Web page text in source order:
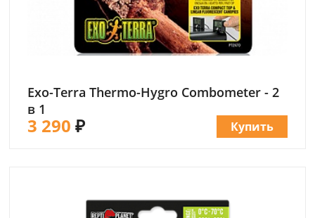
Exo-Terra Thermo-Hygro Combometer - 2
в 1
3 290 ₽ Купить